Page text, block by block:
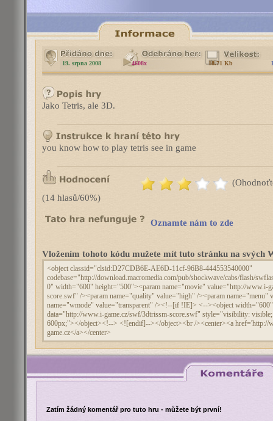
19. srpna 2008 4608x 18.71 Kb
Jako Tetris, ale 3D.
you know how to play tetris see in game
(14 hlasů/60%)
Oznamte nám to zde
Vložením tohoto kódu mužete mít tuto stránku na svých
Zatím žádný komentář pro tuto hru - můžete být první!